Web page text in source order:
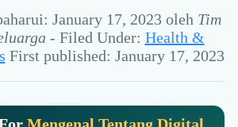
January 17, 2023oleh Tim
- Filed Under: Health &
First published: January 17, 2023